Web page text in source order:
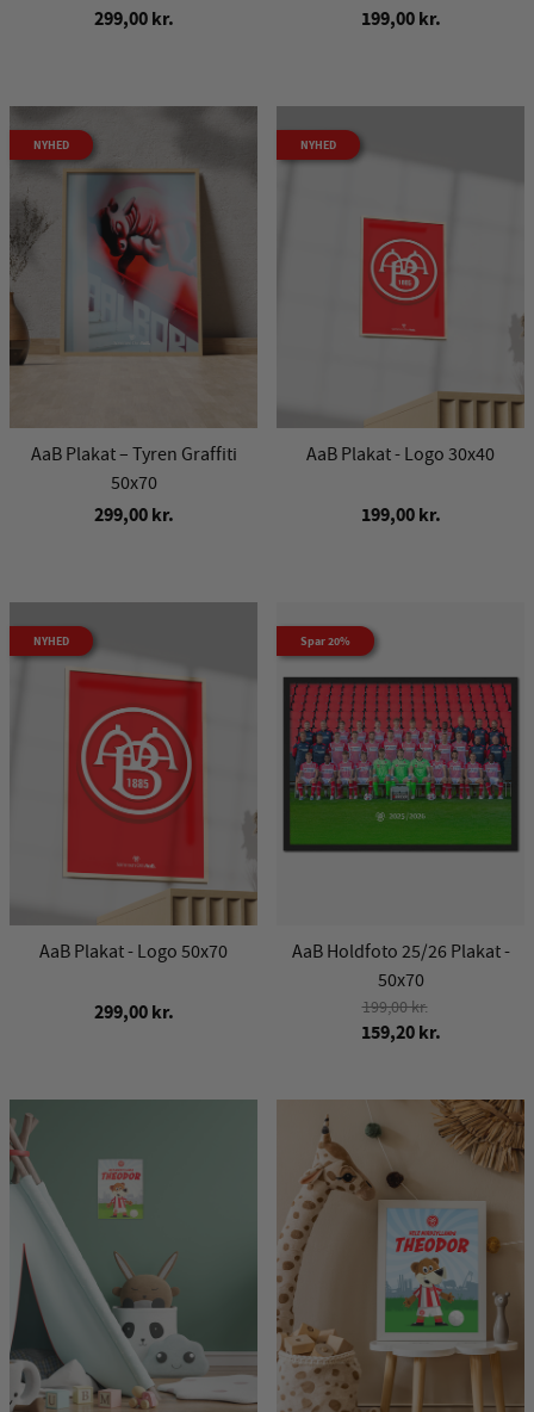
299,00 kr. 199,00 kr.
NYHED
AaB Plakat – Tyren Graffiti
50x70
299,00 kr.
NYHED
AaB Plakat - Logo 30x40
199,00 kr.
NYHED
AaB Plakat - Logo 50x70
299,00 kr.
Spar 20%
AaB Holdfoto 25/26 Plakat -
50x70
199,00 kr.
159,20 kr.